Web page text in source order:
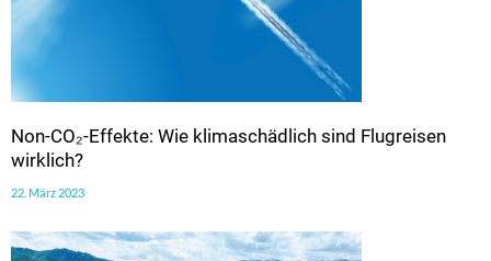
Non-CO₂-Effekte: Wie klimaschädlich sind Flugreisen
wirklich?
22. März 2023